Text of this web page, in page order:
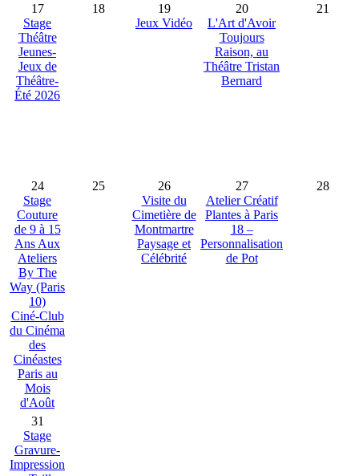
17
Stage
Théâtre
Jeunes-
Jeux de
Théâtre-
Été 2026
18
19
Jeux Vidéo
20
L'Art d'Avoir
Toujours
Raison, au
Théâtre Tristan
Bernard
21
24
Stage
Couture
de 9 à 15
Ans Aux
Ateliers
By The
Way (Paris
10)
Ciné-Club
du Cinéma
des
Cinéastes
Paris au
Mois
d'Août
25
26
Visite du
Cimetière de
Montmartre
Paysage et
Célébrité
27
Atelier Créatif
Plantes à Paris
18 –
Personnalisation
de Pot
28
31
Stage
Gravure-
Impression